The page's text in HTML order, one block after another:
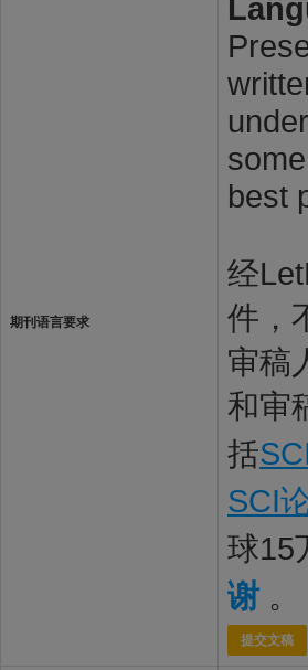
期刊语言要求
best
经
件，
审稿
和审
括
SCI
球15
谢 。
提交文稿